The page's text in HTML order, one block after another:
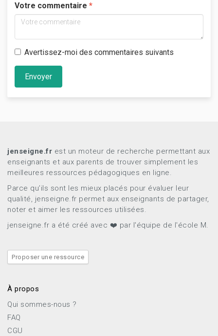
Votre commentaire
Avertissez-moi des commentaires suivants
Envoyer
jenseigne.fr est un moteur de recherche permettant aux
enseignants et aux parents de trouver simplement les
meilleures ressources pédagogiques en ligne.
Parce qu’ils sont les mieux placés pour évaluer leur
qualité, jenseigne.fr permet aux enseignants de partager,
noter et aimer les ressources utilisées.
jenseigne.fr a été créé avec ❤️ par l'équipe de l'école M.
Proposer une ressource
À propos
Qui sommes-nous ?
FAQ
CGU